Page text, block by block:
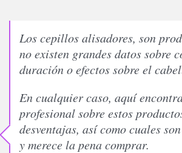
Los cepillos alisadores, son
no existen grandes datos sobre
duración o efectos sobre el
En cualquier caso, aquí
profesional sobre estos
desventajas, así como cuales
y merece la pena comprar.